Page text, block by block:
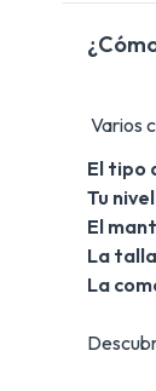
Varios
El tipo
Tu
El
La talla
La